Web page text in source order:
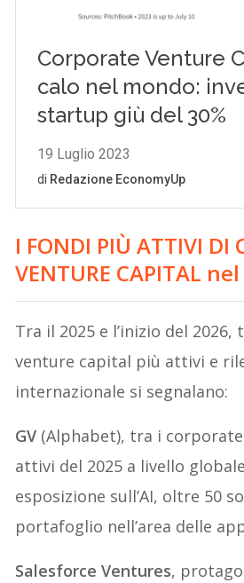
I FONDI PIÙ ATTIVI DI
VENTURE CAPITAL
Tra il 2025 e l’inizio del
venture capital più attivi e
internazionale si segnalano:
GV (Alphabet), tra i
attivi del 2025 a livello
esposizione sull’AI, oltre 50
portafoglio nell’area delle
Salesforce Ventures,